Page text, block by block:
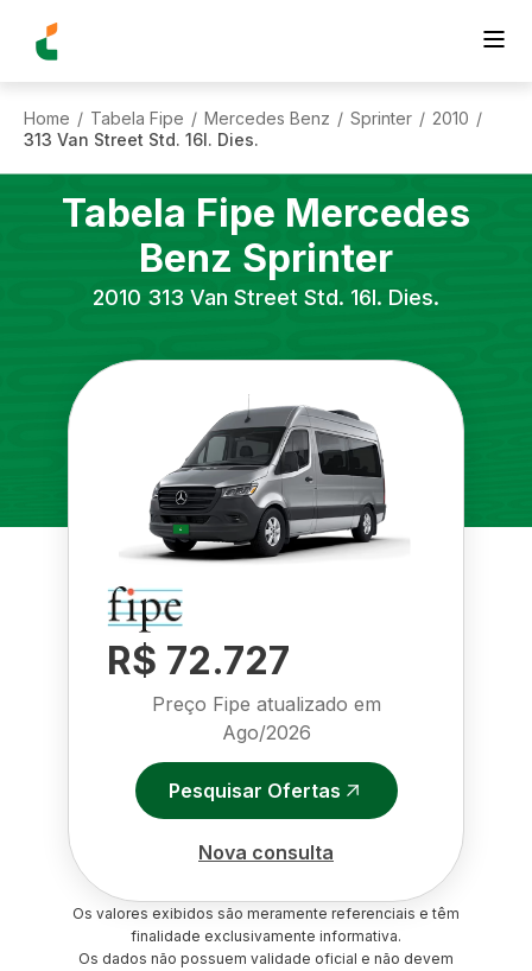
Home / Tabela Fipe / Mercedes Benz / Sprinter / 2010 /
313 Van Street Std. 16l. Dies.
Tabela Fipe Mercedes
Benz Sprinter
2010 313 Van Street Std. 16l. Dies.
R$ 72.727
Preço Fipe atualizado em
Ago/2026
Pesquisar Ofertas
Nova consulta
Os valores exibidos são meramente referenciais e têm
finalidade exclusivamente informativa.
Os dados não possuem validade oficial e não devem